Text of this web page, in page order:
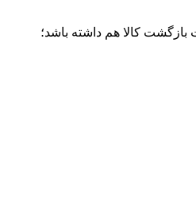
بازگشت کالا هم داشته باشد؛